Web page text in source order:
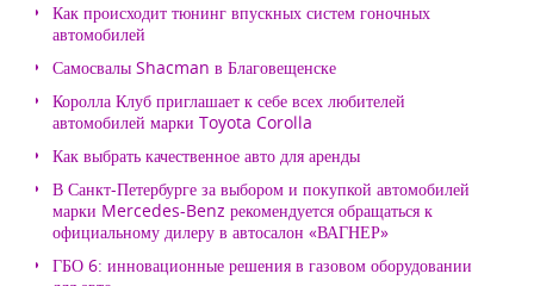
Как происходит тюнинг впускных систем гоночных
автомобилей
Самосвалы Shacman в Благовещенске
Королла Клуб приглашает к себе всех любителей
автомобилей марки Toyota Corolla
Как выбрать качественное авто для аренды
В Санкт-Петербурге за выбором и покупкой автомобилей
марки Mercedes-Benz рекомендуется обращаться к
официальному дилеру в автосалон «ВАГНЕР»
ГБО 6: инновационные решения в газовом оборудовании